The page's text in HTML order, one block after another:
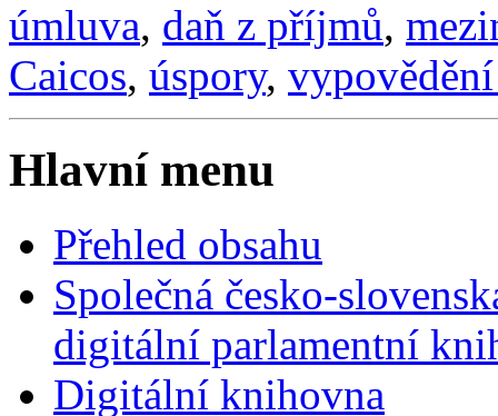
úmluva, daň z příjmů,
Caicos, úspory,
Hlavní menu
Přehled obsahu
Společná česko-
digitální parlamentní
Digitální knihovna